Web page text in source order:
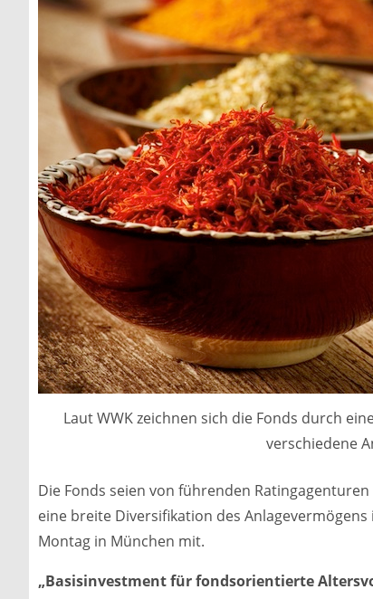
Laut WWK zeichnen sich die Fonds durch
verschiedene
Die Fonds seien von führenden
eine breite Diversifikation des
Montag in München mit.
„Basisinvestment für fondsorientierte